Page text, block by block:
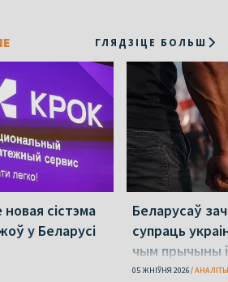
ГЛЯДЗІЦЕ БОЛЬШ
сістэма
у Беларусі
Беларусаў
супраць
чым прычыны
05 ЖНІЎНЯ 2026